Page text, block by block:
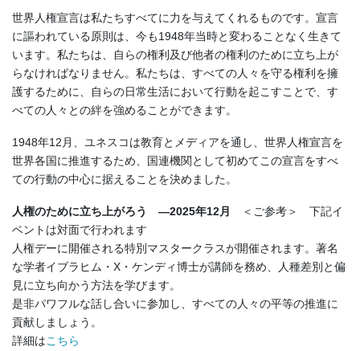
世界人権宣言は私たちすべてに力を与えてくれるものです。宣言
に謳われている原則は、今も1948年当時と変わることなく生きて
います。私たちは、自らの権利及び他者の権利のために立ち上が
らなければなりません。私たちは、すべての人々を守る権利を擁
護するために、自らの日常生活において行動を起こすことで、す
べての人々との絆を強めることができます。
1948年12月、ユネスコは教育とメディアを通し、世界人権宣言を
世界各国に推進するため、国連機関として初めてこの宣言をすべ
ての行動の中心に据えることを決めました。
人権のために立ち上がろう ―2025年12月
＜ご参考＞ 下記イ
ベントは対面で行われます
人権デーに開催される特別マスタークラスが開催されます。著名
な学者イブラヒム・X・ケンディ博士が講師を務め、人種差別と偏
見に立ち向かう方法を学びます。
是非パワフルな話し合いに参加し、すべての人々の平等の推進に
貢献しましょう。
詳細はこちら